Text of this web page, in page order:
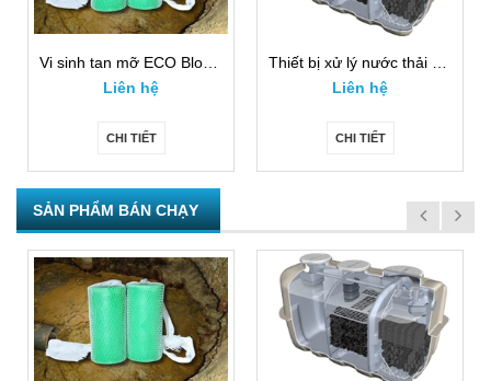
Liên hệ
CHI TIẾT
Liên hệ
CHI TIẾT
SẢN PHẨM BÁN CHẠY